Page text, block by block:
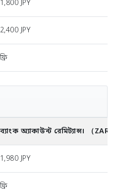
1,800 JPY
2,400 JPY
ফ্রি
ব্যাংক অ্যাকাউন্ট রেমিট্যান্স। （ZAR
1,980 JPY
ফ্রি